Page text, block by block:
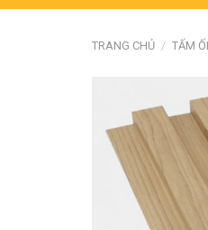
TRANG CHỦ / TẤM